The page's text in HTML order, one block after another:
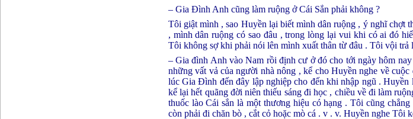
– Gia Đình Anh cũng làm ruộng ở Cái Sắn phải không ?
Tôi giật mình , sao Huyền lại biết mình dân ruộng , ý nghĩ chợt
, mình dân ruộng có sao đâu , trong lòng lại vui khi có ai đó
Tôi không sợ khi phải nói lên mình xuất thân từ đâu . Tôi vội trả
– Gia đình Anh vào Nam rồi định cư ở đó cho tới ngày hôm
những vất vả của người nhà nông , kể cho Huyền nghe về
lúc Gia Đình đến đây lập nghiệp cho đến khi nhập ngũ .
kể lại hết quãng đời niên thiếu sáng đi học , chiều về đi làm
thuốc lào Cái sắn là một thương hiệu có hạng . Tôi cũng
còn phải đi chăn bò , cắt cỏ hoặc mò cá . v . v. Huyền nghe Tôi